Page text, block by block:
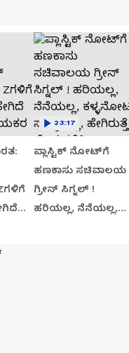
ಪ್ಲಾಸ್ಟಿಕ್ ನೋಟ್‌ಗೆ
ಹಣಕಾಸು ಸಚಿವಾಲಯ
ಗ್ರೀನ್​​ ಸಿಗ್ನಲ್​​​ !
ಹರಿಯಲ್ಲ, ನೆನೆಯಲ್ಲ,
23:17